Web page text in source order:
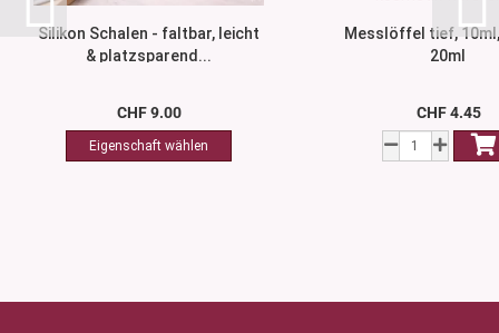
Silikon Schalen - faltbar, leicht
& platzsparend...
CHF 9.00
Messlöffel tief,
20ml
CHF 4.45